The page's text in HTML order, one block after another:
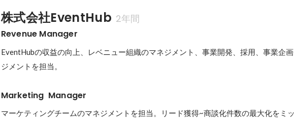
株式会社EventHub 2年間
Revenue Manager
EventHubの収益の向上、レベニュー組織のマネジメント、事業開発、採用、事業企
ジメントを担当。
Marketing  Manager
マーケティングチームのマネジメントを担当。リード獲得~商談化件数の最大化をミ